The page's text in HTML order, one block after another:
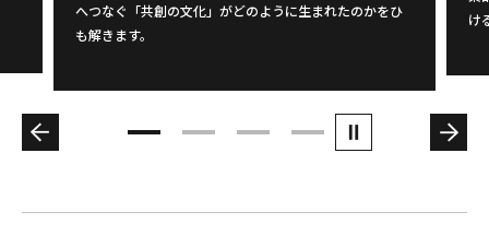
ける課題解決への挑戦に向けた想いを語ります。